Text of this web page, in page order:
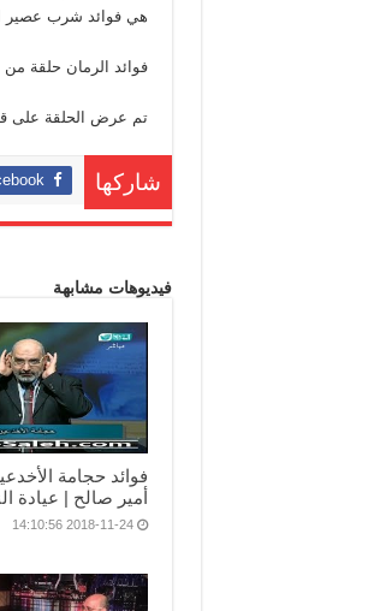
هي فوائد شرب عصير
فوائد الرمان حلقة من
تم عرض الحلقة على قناة
شاركها
فيديوهات مشابهة
فوائد حجامة
أمير صالح | عيادة
2018-11-24 14:10:56